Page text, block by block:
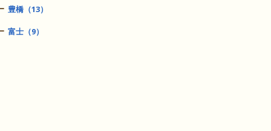
豊橋（13）
富士（9）